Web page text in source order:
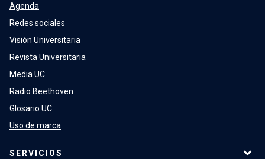
Agenda
Redes sociales
Visión Universitaria
Revista Universitaria
Media UC
Radio Beethoven
Glosario UC
Uso de marca
SERVICIOS